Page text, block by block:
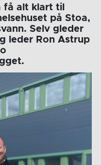
få alt klart til
på Stoa,
Selv gleder
leder Ron Astrup